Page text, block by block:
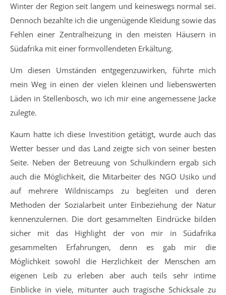
Winter der Region seit langem und keineswegs normal sei.
Dennoch bezahlte ich die ungenügende Kleidung sowie das
Fehlen einer Zentralheizung in den meisten Häusern in
Südafrika mit einer formvollendeten Erkältung.
Um diesen Umständen entgegenzuwirken, führte mich
mein Weg in einen der vielen kleinen und liebenswerten
Läden in Stellenbosch, wo ich mir eine angemessene Jacke
zulegte.
Kaum hatte ich diese Investition getätigt, wurde auch das
Wetter besser und das Land zeigte sich von seiner besten
Seite. Neben der Betreuung von Schulkindern ergab sich
auch die Möglichkeit, die Mitarbeiter des NGO Usiko und
auf mehrere Wildniscamps zu begleiten und deren
Methoden der Sozialarbeit unter Einbeziehung der Natur
kennenzulernen. Die dort gesammelten Eindrücke bilden
sicher mit das Highlight der von mir in Südafrika
gesammelten Erfahrungen, denn es gab mir die
Möglichkeit sowohl die Herzlichkeit der Menschen am
eigenen Leib zu erleben aber auch teils sehr intime
Einblicke in viele, mitunter auch tragische Schicksale zu